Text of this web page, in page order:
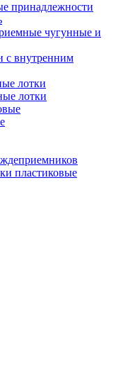
принадлежности
чугунные и
с внутренним
лотки
лотки
пластиковые